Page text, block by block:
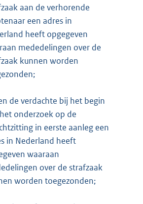
aan de verhorende
een adres in
heeft opgegeven
mededelingen over de
kunnen worden
de verdachte bij het begin
onderzoek op de
in eerste aanleg een
in Nederland heeft
waaraan
over de strafzaak
worden toegezonden;